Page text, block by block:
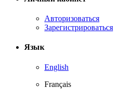
Авторизоваться
Зарегистрироваться
Язык
English
Français